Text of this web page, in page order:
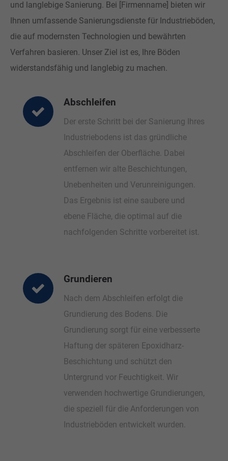
und langlebige Sanierung. Bei [Firmenname] bieten wir
Ihnen umfassende Sanierungsdienste für Industrieböden,
die auf modernsten Technologien und bewährten
Verfahren basieren. Unser Ziel ist es, Ihre Böden
widerstandsfähig und langlebig zu machen.
Abschleifen
Der erste Schritt bei der Sanierung Ihres
Industriebodens ist das gründliche
Abschleifen der Oberfläche. Dabei
entfernen wir alte Beschichtungen,
Unebenheiten und Verunreinigungen.
Das Ergebnis ist eine saubere und
ebene Fläche, die optimal auf die
nachfolgenden Schritte vorbereitet ist.
Grundieren
Nach dem Abschleifen erfolgt die
Grundierung des Bodens. Die
Grundierung sorgt für eine verbesserte
Haftung der späteren Epoxidharz-
Beschichtung und schützt den
Untergrund vor Feuchtigkeit. Wir
verwenden hochwertige Grundierungen,
die speziell für die Anforderungen von
Industrieböden entwickelt wurden.